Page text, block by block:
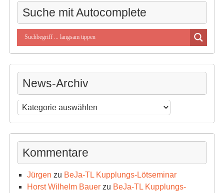
Suche mit Autocomplete
News-Archiv
News-
Archiv
Kommentare
Jürgen zu BeJa-TL Kupplungs-Lötseminar
Horst Wilhelm Bauerzu BeJa-TL Kupplungs-